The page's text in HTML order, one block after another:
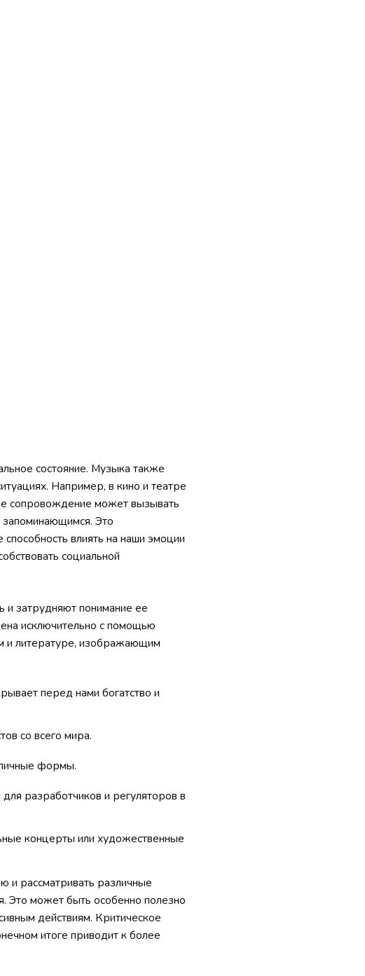
состояние. Музыка также
Например, в кино и театре
сопровождение может вызывать
запоминающимся. Это
влиять на наши эмоции
социальной
затрудняют понимание ее
исключительно с помощью
и литературе, изображающим
перед нами богатство и
со всего мира.
формы.
разработчиков и регуляторов в
концерты или художественные
и рассматривать различные
Это может быть особенно полезно
действиям. Критическое
итоге приводит к более